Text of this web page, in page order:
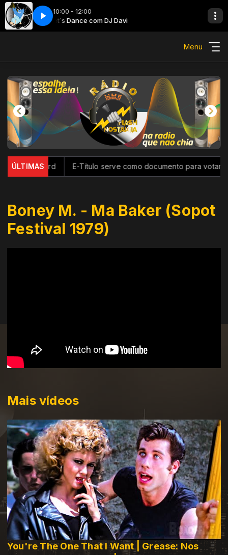
10:00 - 12:00
Let´s Dance com DJ Davi
Menu
ÚLTIMAS
Discord E-Título serve como documento para votar;
Boney M. - Ma Baker (Sopot
Festival 1979)
Mais vídeos
You're The One That I Want | Grease: Nos